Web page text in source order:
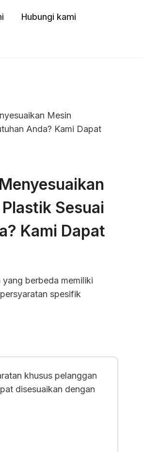
Hubungi kami
Mesin
Anda? Kami Dapat
Sesuai
Kami Dapat
berbeda memiliki
spesifik
khusus pelanggan
disesuaikan dengan